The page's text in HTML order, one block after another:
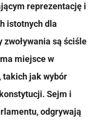
reprezentację i
istotnych dla
zwoływania są ściśle
miejsce w
takich jak wybór
Sejm i
odgrywają